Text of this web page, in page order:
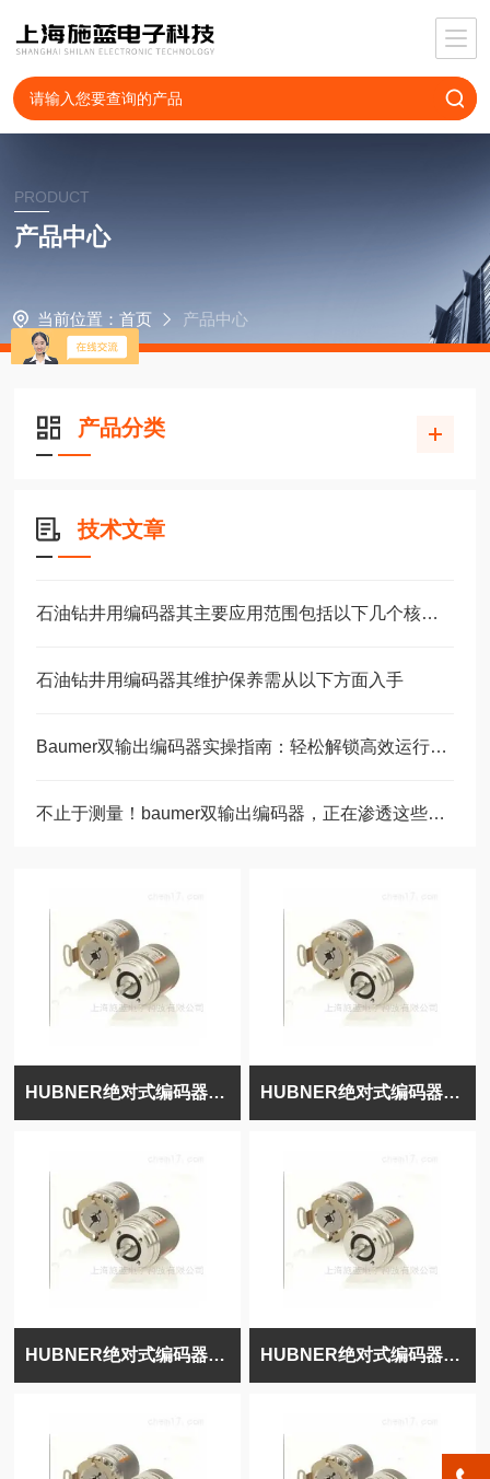
PRODUCT
产品中心
当前位置： 首页 产品中心
产品分类
技术文章
石油钻井用编码器其主要应用范围包括以下几个核心场景
石油钻井用编码器其维护保养需从以下方面入手
Baumer双输出编码器实操指南：轻松解锁高效运行的核心步骤！
不止于测量！baumer双输出编码器，正在渗透这些关键领域
HUBNER绝对式编码器HOG10D1024I HUBNER绝对式编码器HOG10D1024IHTL
HUBNER绝对式编码器HOG10D1024I HUBNER绝对式编码器AMG11S25H1024